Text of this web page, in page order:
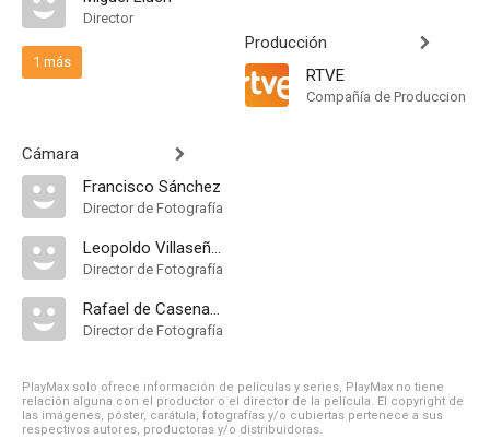
Director
1 más
Cámara
Francisco Sánchez
Director de Fotografía
Leopoldo Villaseñor
Director de Fotografía
Rafael de Casenave
Director de Fotografía
Producción
RTVE
Compañía de Produccion
PlayMax solo ofrece información de películas y series, PlayMax no tiene
relación alguna con el productor o el director de la película. El copyright de
las imágenes, póster, carátula, fotografías y/o cubiertas pertenece a sus
respectivos autores, productoras y/o distribuidoras.